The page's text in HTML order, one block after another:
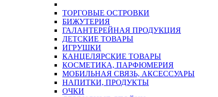
ТОРГОВЫЕ ОСТРОВКИ
БИЖУТЕРИЯ
ГАЛАНТЕРЕЙНАЯ ПРОДУКЦИЯ
ДЕТСКИЕ ТОВАРЫ
ИГРУШКИ
КАНЦЕЛЯРСКИЕ ТОВАРЫ
КОСМЕТИКА, ПАРФЮМЕРИЯ
МОБИЛЬНАЯ СВЯЗЬ, АКСЕССУАРЫ
НАПИТКИ, ПРОДУКТЫ
ОЧКИ